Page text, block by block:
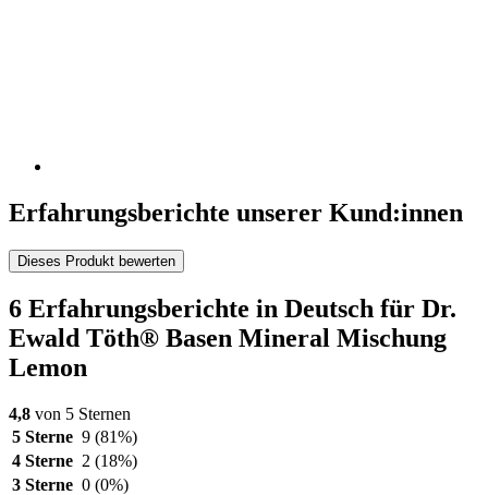
Erfahrungsberichte unserer Kund:innen
Dieses Produkt bewerten
6 Erfahrungsberichte in Deutsch für Dr.
Ewald Töth® Basen Mineral Mischung
Lemon
4,8 von 5 Sternen
5 Sterne 9 (81%)
4 Sterne 2 (18%)
3 Sterne 0 (0%)